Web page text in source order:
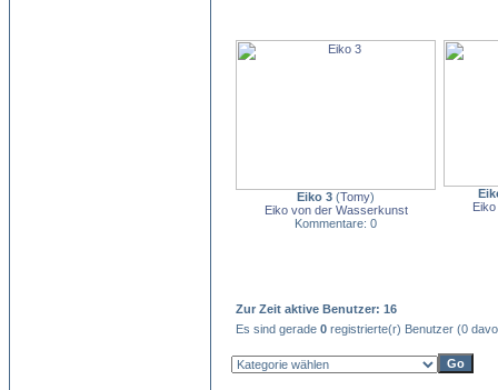
Eiko 3 (Tomy)
Eiko von der Wasserkunst
Kommentare: 0
Zur Zeit aktive Benutzer: 16
Es sind gerade 0 registrierte(r) Benutzer (0